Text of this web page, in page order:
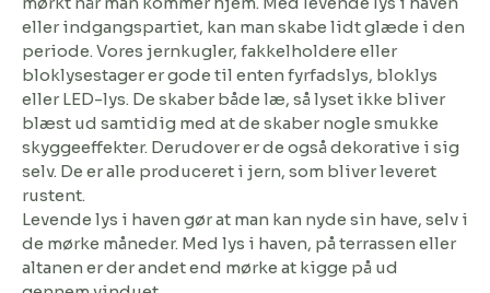
eller indgangspartiet, kan man skabe lidt glæde i den
periode. Vores jernkugler, fakkelholdere eller
bloklysestager er gode til enten fyrfadslys, bloklys
eller LED-lys. De skaber både læ, så lyset ikke bliver
blæst ud samtidig med at de skaber nogle smukke
skyggeeffekter. Derudover er de også dekorative i sig
selv. De er alle produceret i jern, som bliver leveret
rustent.
Levende lys i haven gør at man kan nyde sin have, selv i
de mørke måneder. Med lys i haven, på terrassen eller
altanen er der andet end mørke at kigge på ud